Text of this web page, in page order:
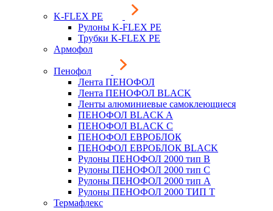
K-FLEX PE
Рулоны K-FLEX PE
Трубки K-FLEX PE
Армофол
Пенофол
Лента ПЕНОФОЛ
Лента ПЕНОФОЛ BLACK
Ленты алюминиевые самоклеющиеся
ПЕНОФОЛ BLACK A
ПЕНОФОЛ BLACK С
ПЕНОФОЛ ЕВРОБЛОК
ПЕНОФОЛ ЕВРОБЛОК BLACK
Рулоны ПЕНОФОЛ 2000 тип B
Рулоны ПЕНОФОЛ 2000 тип C
Рулоны ПЕНОФОЛ 2000 тип А
Рулоны ПЕНОФОЛ 2000 ТИП Т
Термафлекс